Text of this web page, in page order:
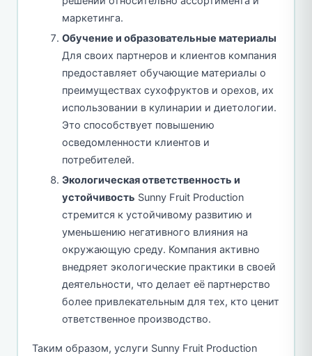
маркетинга.
Обучение и образовательные материалы
Для своих партнеров и клиентов компания
предоставляет обучающие материалы о
преимуществах сухофруктов и орехов, их
использовании в кулинарии и диетологии.
Это способствует повышению
осведомленности клиентов и
потребителей.
Экологическая ответственность и
устойчивость Sunny Fruit Production
стремится к устойчивому развитию и
уменьшению негативного влияния на
окружающую среду. Компания активно
внедряет экологические практики в своей
деятельности, что делает её партнерство
более привлекательным для тех, кто ценит
ответственное производство.
Таким образом, услуги Sunny Fruit Production